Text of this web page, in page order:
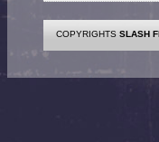
COPYRIGHTS SLASH